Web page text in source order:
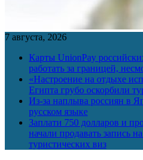
7 августа, 2026
Карты UnionPay
работать за границей,
«Настроение на отдыхе
Египта грубо оскорбили
Из-за наплыва россиян в
русском языке
Заплати 750 долларов и
начали продавать запись
туристических виз